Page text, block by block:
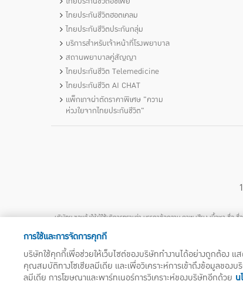
ไทยประกันชีวิตฮอตเคลม
ไทยประกันชีวิตประกันกลุ่ม
บริการสำหรับเจ้าหน้าที่โรงพยาบาล
สถานพยาบาลคู่สัญญา
ไทยประกันชีวิต Telemedicine
ไทยประกันชีวิต AI CHAT
แพ็กเกจผ่าตัดราคาพิเศษ "ความ
ห่วงใยจากไทยประกันชีวิต"
บริษัทฯ ขอแจ้งให้ผู้ใช้บริการทราบว่า บรรดาข้อความ ภาพ เสียง เนื้อหา ชื่อ
การใช้และการจัดการคุกกี้
บริษัทใช้คุกกี้เพื่อช่วยให้เว็บไซต์ของบริษัททำงานได้อย่างถูกต้อง แ
คุณสมบัติทางโซเชียลมีเดีย และเพื่อวิเคราะห์การเข้าถึงข้อมูลของ
ลมีเดีย การโฆษณาและพาร์ทเนอร์การวิเคราะห์ของบริษัทอีกด้วย น